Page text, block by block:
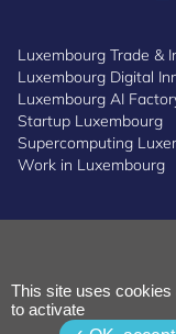
Luxembourg Trade &
Luxembourg Digital
Luxembourg AI
Startup Luxembourg
Supercomputing
Work in Luxembourg
Conditions générales
Politique de lanceurs
This site uses
to activate